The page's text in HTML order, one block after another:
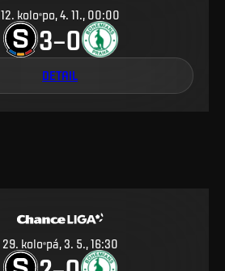
12. kolo po, 4. 11., 00:00
3–0
DETAIL
29. kolo pá, 3. 5., 16:30